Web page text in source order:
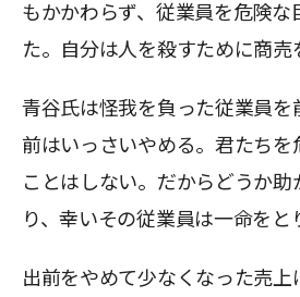
もかかわらず、従業員を危険な
た。自分は人を殺すために商売
青谷氏は怪我を負った従業員を
前はいっさいやめる。君たちを
ことはしない。だからどうか助
り、幸いその従業員は一命をと
出前をやめて少なくなった売